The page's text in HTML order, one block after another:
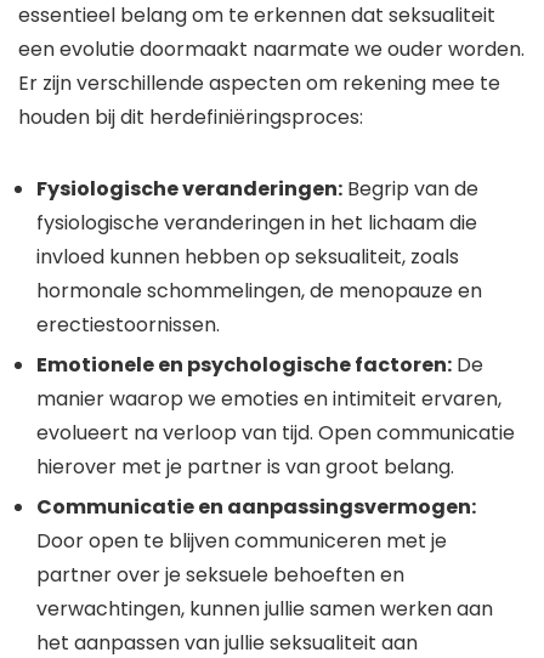
essentieel belang om te erkennen dat seksualiteit
een evolutie doormaakt naarmate we ouder worden.
Er zijn verschillende aspecten om rekening mee te
houden bij dit herdefiniëringsproces:
Fysiologische veranderingen: Begrip van de
fysiologische veranderingen in het lichaam die
invloed kunnen hebben op seksualiteit, zoals
hormonale schommelingen, de menopauze en
erectiestoornissen.
Emotionele en psychologische factoren: De
manier waarop we emoties en intimiteit ervaren,
evolueert na verloop van tijd. Open communicatie
hierover met je partner is van groot belang.
Communicatie en aanpassingsvermogen:
Door open te blijven communiceren met je
partner over je seksuele behoeften en
verwachtingen, kunnen jullie samen werken aan
het aanpassen van jullie seksualiteit aan